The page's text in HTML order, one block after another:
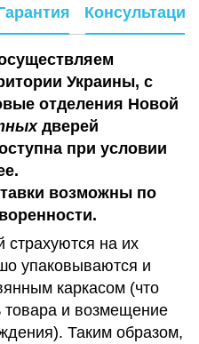
Консультация
Украины, с
отделения Новой
дверей
при условии
возможны по
на их
упаковываются и
каркасом (что
товара и возмещение
Таким образом,